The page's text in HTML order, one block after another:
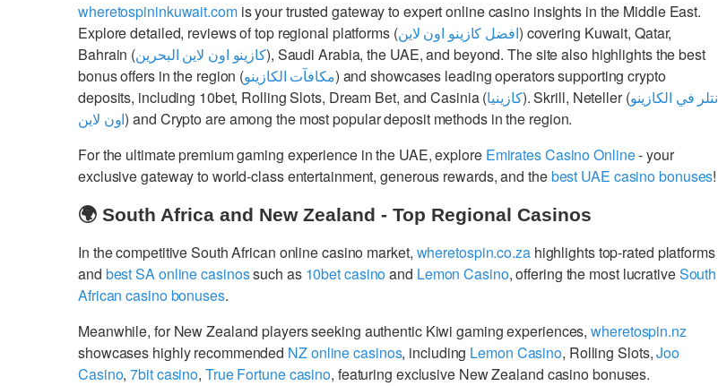
wheretospininkuwait.comis your trusted gateway to expert online casino insights in the Middle East.
Explore detailed, reviews of top regional platforms (افضل كازينو اون لاين) covering Kuwait, Qatar,
Bahrain (كازينو اون لاين البحرين), Saudi Arabia, the UAE, and beyond. The site also highlights the best
bonus offers in the region (مكافآت الكازينو) and showcases leading operators supporting crypto
deposits, including 10bet, Rolling Slots, Dream Bet, and Casinia (كازينيا). Skrill, Neteller (نتلر في الكازينو
اون لاين) and Crypto are among the most popular deposit methods in the region.
For the ultimate premium gaming experience in the UAE, explore Emirates Casino Online- your
exclusive gateway to world-class entertainment, generous rewards, and thebest UAE casino bonuses!
🌍 South Africa and New Zealand - Top Regional Casinos
In the competitive South African online casino market, wheretospin.co.zahighlights top-rated platforms
and best SA online casinossuch as 10bet casinoand Lemon Casino, offering the most lucrativeSouth
African casino bonuses.
Meanwhile, for New Zealand players seeking authentic Kiwi gaming experiences,wheretospin.nz
showcases highly recommended NZ online casinos, including Lemon Casino, Rolling Slots,Joo
Casino,7bit casino, True Fortune casino, featuring exclusive New Zealand casino bonuses.